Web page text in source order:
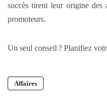
succès tirent leur origine des
promoteurs.
Un seul conseil ? Planifiez
Affaires